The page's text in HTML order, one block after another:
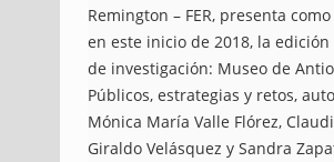
Remington – FER, presenta
en este inicio de 2018, la
de investigación: Museo de
Públicos, estrategias y retos,
Mónica María Valle Flórez,
Giraldo Velásquez y Sandra